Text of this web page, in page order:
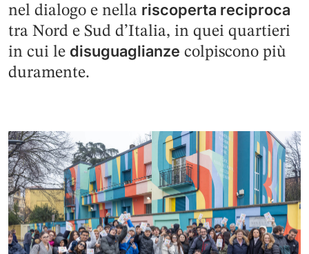
nel dialogo e nella riscoperta reciproca
tra Nord e Sud d’Italia, in quei quartieri
in cui le disuguaglianze colpiscono più
duramente.